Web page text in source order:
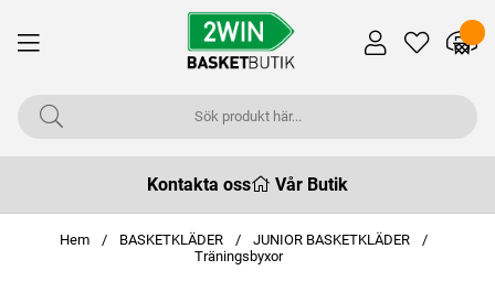
Kontakta oss Vår Butik
Hem BASKETKLÄDER
JUNIOR BASKETKLÄDER
Träningsbyxor